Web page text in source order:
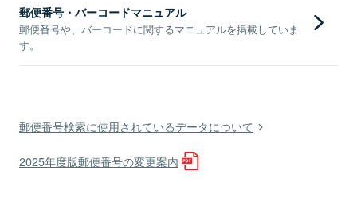
郵便番号・バーコードマニュアル
郵便番号や、バーコードに関するマニュアルを掲載していま
す。
郵便番号検索に使用されているデータについて
2025年度版郵便番号の変更案内